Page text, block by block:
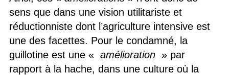
sens que dans une vision utilitariste et
réductionniste dont l’agriculture intensive est
une des facettes. Pour le condamné, la
guillotine est une « amélioration » par
rapport à la hache, dans une culture où la